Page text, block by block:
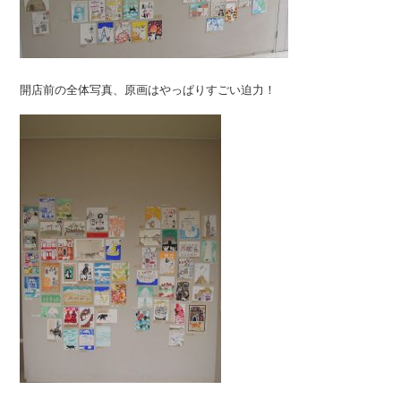
開店前の全体写真、原画はやっぱりすごい迫力！